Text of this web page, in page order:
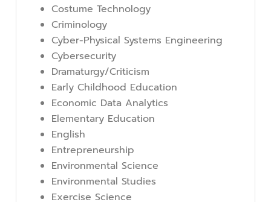
Costume Technology
Criminology
Cyber-Physical Systems Engineering
Cybersecurity
Dramaturgy/Criticism
Early Childhood Education
Economic Data Analytics
Elementary Education
English
Entrepreneurship
Environmental Science
Environmental Studies
Exercise Science